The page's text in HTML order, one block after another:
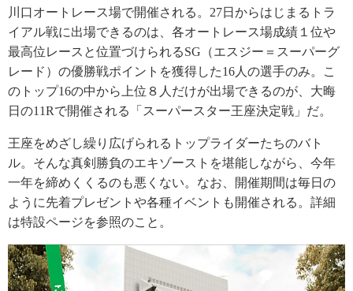
川口オートレース場で開催される。27日からはじまるトラ
イアル戦に出場できるのは、各オートレース場成績１位や
最高位レースと位置づけられるSG（エスジー＝スーパーグ
レード）の優勝戦ポイントを獲得した16人の選手のみ。こ
のトップ16の中から上位８人だけが出場できるのが、大晦
日の11Rで開催される「スーパースター王座決定戦」だ。
王座をめざし繰り広げられるトップライダーたちのバト
ル。そんな真剣勝負のエキゾーストを堪能しながら、今年
一年を締めくくるのも悪くない。なお、開催期間は毎日の
ように先着プレゼントや各種イベントも開催される。詳細
は特設ページを参照のこと。